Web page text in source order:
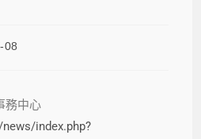
08
務中心
index.php?